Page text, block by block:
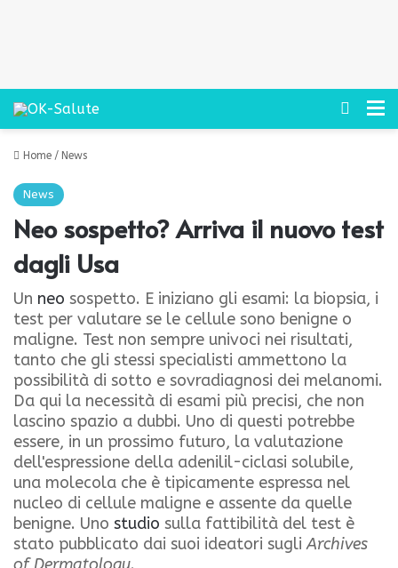
Cerca
Home / News
News
Neo sospetto? Arriva il nuovo test
dagli Usa
Un neo sospetto. E iniziano gli esami: la biopsia, i
test per valutare se le cellule sono benigne o
maligne. Test non sempre univoci nei risultati,
tanto che gli stessi specialisti ammettono la
possibilità di sotto e sovradiagnosi dei melanomi.
Da qui la necessità di esami più precisi, che non
lascino spazio a dubbi. Uno di questi potrebbe
essere, in un prossimo futuro, la valutazione
dell'espressione della adenilil-ciclasi solubile,
una molecola che è tipicamente espressa nel
nucleo di cellule maligne e assente da quelle
benigne. Uno studio sulla fattibilità del test è
stato pubblicato dai suoi ideatori sugliArchives